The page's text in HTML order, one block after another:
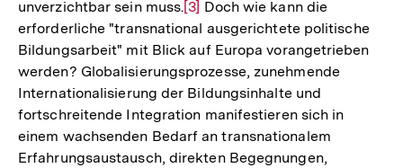
unverzichtbar sein muss.Zur
Auflösung
der
Fußnote
[3] Doch wie kann die
erforderliche "transnational ausgerichtete politische
Bildungsarbeit" mit Blick auf Europa vorangetrieben
werden? Globalisierungsprozesse, zunehmende
Internationalisierung der Bildungsinhalte und
fortschreitende Integration manifestieren sich in
einem wachsenden Bedarf an transnationalem
Erfahrungsaustausch, direkten Begegnungen,